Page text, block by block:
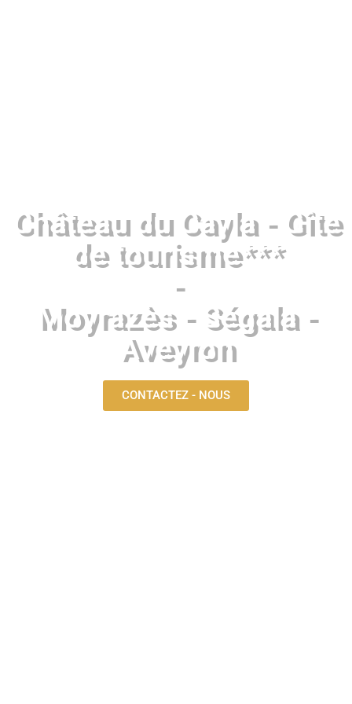
Château du Cayla - Gîte
de tourisme***
-
Moyrazès - Ségala -
Aveyron
CONTACTEZ - NOUS